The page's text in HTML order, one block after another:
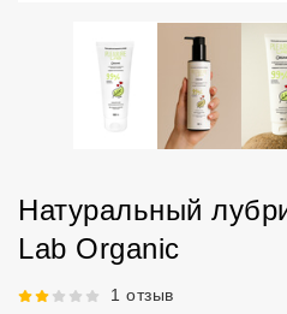
Натуральный
Lab Organic
Рейтинг 2 из 5.1 отзыв